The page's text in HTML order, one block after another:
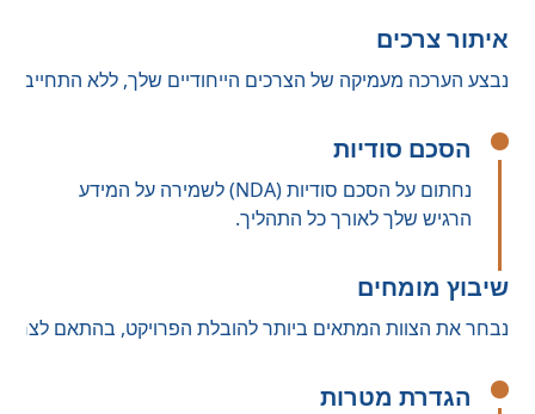
איתור צרכים
נבצע הערכה מעמיקה של הצרכים הייחודיים שלך, ללא התחייבות.
הסכם סודיות
נחתום על הסכם סודיות (NDA) לשמירה על המידע
הרגיש שלך לאורך כל התהליך.
שיבוץ מומחים
נבחר את הצוות המתאים ביותר להובלת הפרויקט, בהתאם
הגדרת מטרות